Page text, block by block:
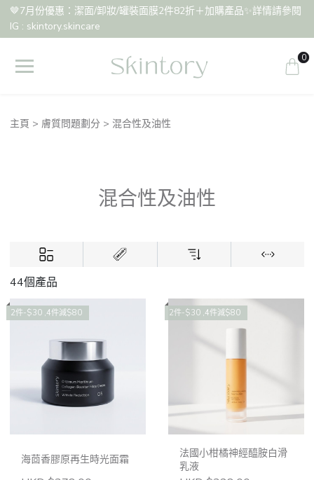
🤎7月份優惠：潔面/卸妝/罐裝面膜2件82折＋加購產品✨詳情請參閱
IG : skintory.skincare
0
主頁 膚質問題劃分 混合性及油性
混合性及油性
44個產品
2件-$30 ,4件減$80
海茴香膠原再生時光面霜
2件-$30 ,4件減$80
法國小柑橘神經醯胺白滑
乳液